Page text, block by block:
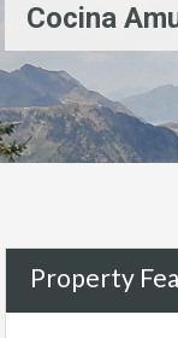
Cocina
Property